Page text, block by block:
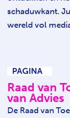
schaduwkant.
wereld vol
PAGINA
Raad van
van Advies
De Raad van